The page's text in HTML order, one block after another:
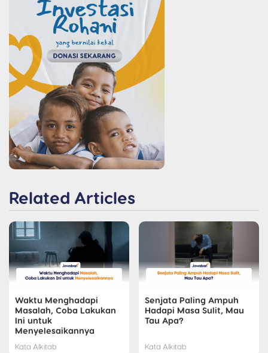
Related Articles
Waktu Menghadapi
Masalah, Coba Lakukan
Ini untuk
Menyelesaikannya
Kata Alkitab
Senjata Paling Ampuh
Hadapi Masa Sulit, Mau
Tau Apa?
Kata Alkitab